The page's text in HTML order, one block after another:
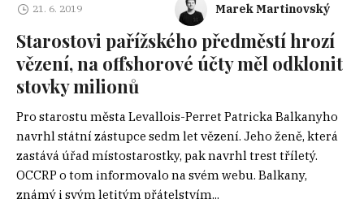
21. 6. 2019 Marek Martinovský
Starostovi pařížského předměstí hrozí
vězení, na offshorové účty měl odklonit
stovky milionů
Pro starostu města Levallois-Perret Patricka Balkanyho
navrhl státní zástupce sedm let vězení. Jeho ženě, která
zastává úřad místostarostky, pak navrhl trest tříletý.
OCCRP o tom informovalo na svém webu. Balkany,
známý i svým letitým přátelstvím...